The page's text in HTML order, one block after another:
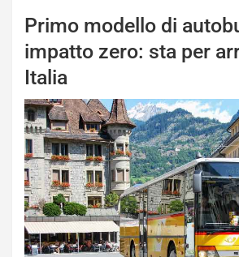
Primo modello di
impatto zero: sta per
Italia